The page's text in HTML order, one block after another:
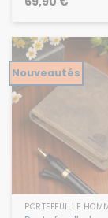
Nouveautés
PORTEFEUILLE